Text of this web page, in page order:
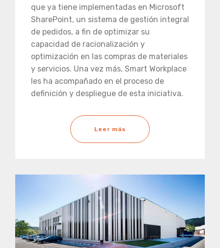
que ya tiene implementadas en Microsoft
SharePoint, un sistema de gestión integral
de pedidos, a fin de optimizar su
capacidad de racionalización y
optimización en las compras de materiales
y servicios. Una vez más, Smart Workplace
les ha acompañado en el proceso de
definición y despliegue de esta iniciativa.
Leer más